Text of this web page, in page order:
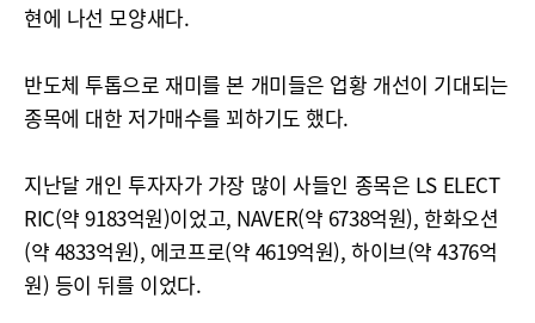
현에 나선 모양새다.
반도체 투톱으로 재미를 본 개미들은 업황 개선이 기대되는
종목에 대한 저가매수를 꾀하기도 했다.
지난달 개인 투자자가 가장 많이 사들인 종목은 LS ELECT
RIC(약 9183억원)이었고, NAVER(약 6738억원), 한화오션
(약 4833억원), 에코프로(약 4619억원), 하이브(약 4376억
원) 등이 뒤를 이었다.